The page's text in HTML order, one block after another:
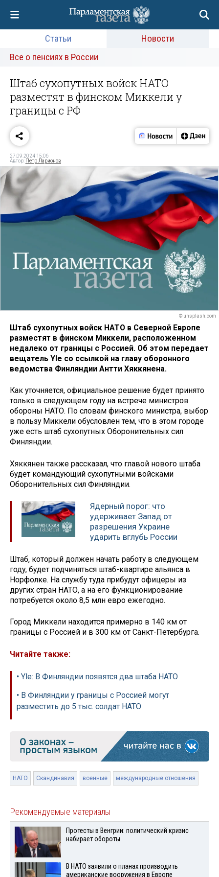
Статьи
Новости
Все о пенсиях в России
Штаб сухопутных войск НАТО
разместят в финском Миккели у
границы с РФ
27.09.2024 15:06
Автор: Петр Ларионов
© unsplash.com
Штаб сухопутных войск НАТО в Северной Европе
разместят в финском Миккели, расположенном
недалеко от границы с Россией. Об этом передает
вещатель Yle со ссылкой на главу оборонного
ведомства Финляндии Антти Хяккянена.
Как уточняется, официальное решение будет принято
только в следующем году на встрече министров
обороны НАТО. По словам финского министра, выбор
в пользу Миккели обусловлен тем, что в этом городе
уже есть штаб сухопутных Оборонительных сил
Финляндии.
Хяккянен также рассказал, что главой нового штаба
будет командующий сухопутными войсками
Оборонительных сил Финляндии.
Ядерный порог: что
удерживает Запад от
разрешения Украине
ударить вглубь России
Штаб, который должен начать работу в следующем
году, будет подчиняться штаб-квартире альянса в
Норфолке. На службу туда прибудут офицеры из
других стран НАТО, а на его функционирование
потребуется около 8,5 млн евро ежегодно.
Город Миккели находится примерно в 140 км от
границы с Россией и в 300 км от Санкт-Петербурга.
Читайте также:
• Yle: В Финляндии появятся два штаба НАТО
• В Финляндии у границы с Россией могут
разместить до 5 тыс. солдат НАТО
НАТО Скандинавия военные международные отношения
Рекомендуемые материалы
Протесты в Венгрии: политический кризис
набирает обороты
В НАТО заявили о планах производить
американские вооружения в Европе